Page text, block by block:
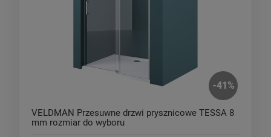
-41%
VELDMAN Przesuwne drzwi prysznicowe TESSA 8
mm rozmiar do wyboru